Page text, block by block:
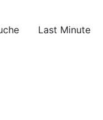
Last Minute